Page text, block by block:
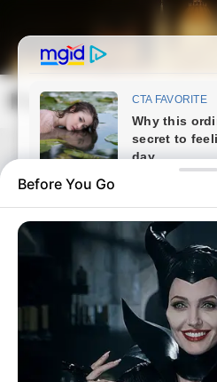
content
Magyarország
Before You Go